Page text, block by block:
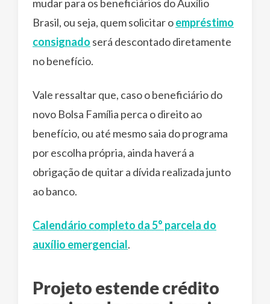
mudar para os beneficiários do Auxílio
Brasil, ou seja, quem solicitar oempréstimo
consignado será descontado diretamente
no benefício.
Vale ressaltar que, caso o beneficiário do
novo Bolsa Família perca o direito ao
benefício, ou até mesmo saia do programa
por escolha própria, ainda haverá a
obrigação de quitar a dívida realizada junto
ao banco.
Calendário completo da 5° parcela do
auxílio emergencial.
Projeto estende crédito